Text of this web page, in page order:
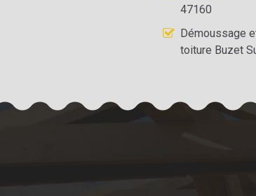
47160
Démoussage
toiture Buzet